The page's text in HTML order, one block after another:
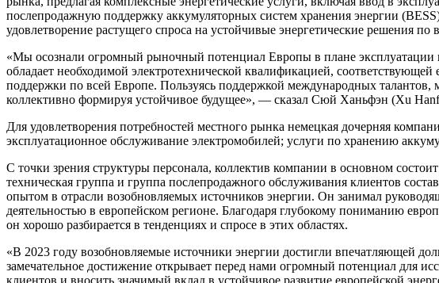
послепродажную поддержку аккумуляторных систем хранения энергии
удовлетворение растущего спроса на устойчивые энергетические решения по
«Мы осознали огромный рыночный потенциал Европы в плане эксплуатации
обладает необходимой электротехнической квалификацией,
поддержки по всей Европе. Пользуясь поддержкой международных
коллективно формируя устойчивое будущее», — сказал Сюй Ханьфэн (Xu
Для удовлетворения потребностей местного рынка немецкая дочерняя
эксплуатационное обслуживание электромобилей; услуги по хранению
С точки зрения структуры персонала, коллектив компании в основном
техническая группа и группа послепродажного обслуживания клиентов
опытом в отрасли возобновляемых источников энергии. Он занимал
деятельностью в европейском регионе. Благодаря глубокому пониманию
он хорошо разбирается в тенденциях и спросе в этих областях.
«В 2023 году возобновляемые источники энергии достигли впечатляющей
замечательное достижение открывает перед нами огромный потенциал для